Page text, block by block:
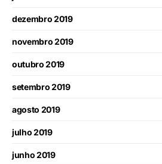
dezembro 2019
novembro 2019
outubro 2019
setembro 2019
agosto 2019
julho 2019
junho 2019